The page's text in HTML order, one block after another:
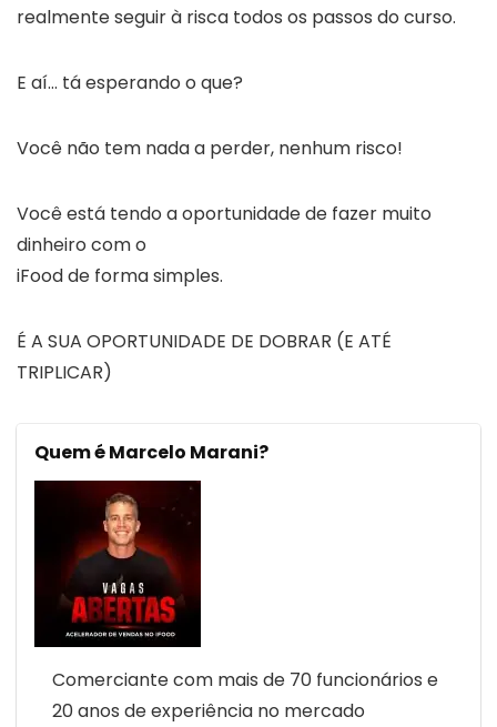
realmente seguir à risca todos os passos do curso.
E aí… tá esperando o que?
Você não tem nada a perder, nenhum risco!
Você está tendo a oportunidade de fazer muito
dinheiro com o
iFood de forma simples.
É A SUA OPORTUNIDADE DE DOBRAR (E ATÉ
TRIPLICAR)
Quem é Marcelo Marani?
Comerciante com mais de 70 funcionários e
20 anos de experiência no mercado